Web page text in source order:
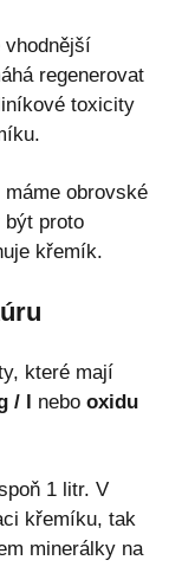
vhodnější
regenerovat
toxicity
obrovské
být proto
křemík.
které mají
/ l nebo oxidu
1 litr. V
křemíku, tak
minerálky na